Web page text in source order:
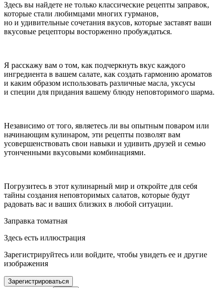
Здесь вы найдете не только классические рецепты заправок,
которые стали любимцами многих гурманов,
но и удивительные сочетания вкусов, которые заставят ваши
вкусовые рецепторы восторженно пробуждаться.
Я расскажу вам о том, как подчеркнуть вкус каждого
ингредиента в вашем салате, как создать гармонию ароматов
и каким образом использовать различные масла, уксусы
и специи для придания вашему блюду неповторимого шарма.
Независимо от того, являетесь ли вы опытным поваром или
начинающим кулинаром, эти рецепты позволят вам
усовершенствовать свои навыки и удивить друзей и семью
утонченными вкусовыми комбинациями.
Погрузитесь в этот кулинарный мир и откройте для себя
тайны создания неповторимых салатов, которые будут
радовать вас и ваших близких в любой ситуации.
Заправка томатная
Здесь есть иллюстрация
Зарегистрируйтесь или войдите, чтобы увидеть ее и другие
изображения
Зарегистрироваться